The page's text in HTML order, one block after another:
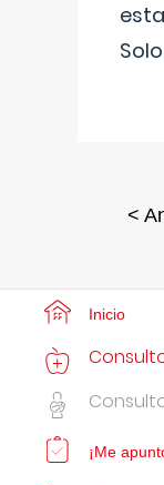
<
Inicio
¡Me